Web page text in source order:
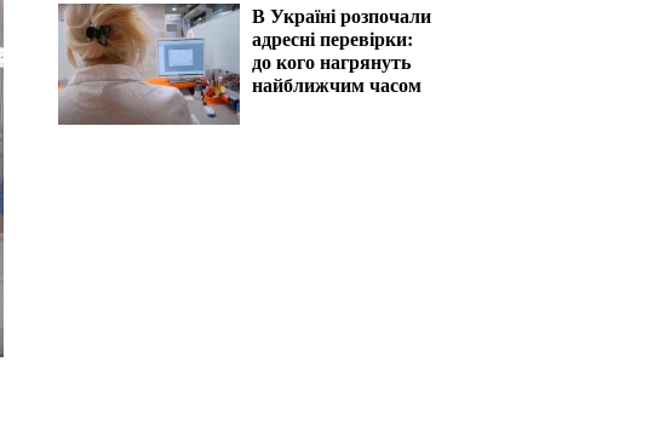
В Україні розпочали
адресні перевірки:
до кого нагрянуть
найближчим часом